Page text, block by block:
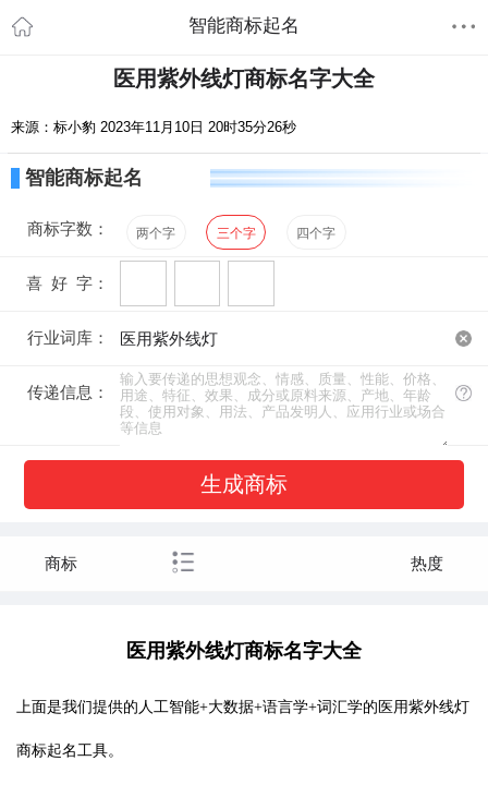
智能商标起名
医用紫外线灯商标名字大全
来源：标小豹 2023年11月10日 20时35分26秒
智能商标起名
商标字数： 两个字 三个字 四个字
喜 好 字：
行业词库：
传递信息：
生成商标
商标 热度
医用紫外线灯商标名字大全
上面是我们提供的人工智能+大数据+语言学+词汇学的医用紫外线灯
商标起名工具。